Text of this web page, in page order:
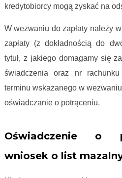
kredytobiorcy mogą zyskać na
W wezwaniu do zapłaty należy
zapłaty (z dokładnością do
tytuł, z jakiego domagamy się
świadczenia oraz nr
terminu wskazanego w
oświadczanie o potrąceniu.
Oświadczenie o
wniosek o list